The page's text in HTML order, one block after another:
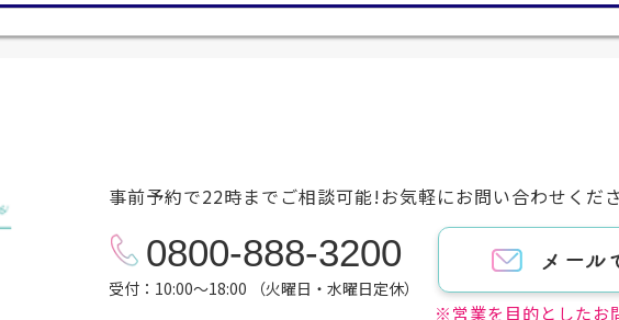
事前予約で22時までご相談可能!お気軽にお問い合わせくだ
0800-888-3200
受付：10:00～18:00 （火曜日・水曜日定休）
※営業を目的としたお